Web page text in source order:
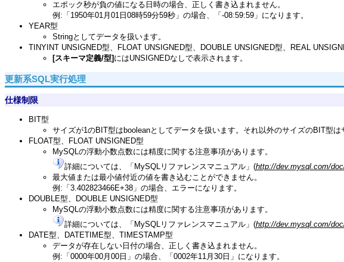
エポック秒が負の値になる日時の場合、正しく書き込まれません。
例:「1950年01月01日08時59分59秒」の場合、「-08:59:59」になります。
YEAR型
Stringとしてデータを扱います。
TINYINT UNSIGNED型、FLOAT UNSIGNED型、DOUBLE UNSIGNED型、REAL
[スキーマ定義/型] にはUNSIGNEDなしで表示されます。
更新系SQL実行処理
仕様制限
BIT型
サイズが1のBIT型はbooleanとしてデータを扱います。それ以外のサイズのBIT型は
FLOAT型、FLOAT UNSIGNED型
MySQLの浮動小数点数には精度に関する注意事項があります。
詳細については、「MySQLリファレンスマニュアル」(http://dev.mysql.com/
最大値または最小値付近の値を書き込むことができません。
例:「3.402823466E+38」の場合、エラーになります。
DOUBLE型、DOUBLE UNSIGNED型
MySQLの浮動小数点数には精度に関する注意事項があります。
詳細については、「MySQLリファレンスマニュアル」(http://dev.mysql.com/
DATE型、DATETIME型、TIMESTAMP型
データが存在しない日付の場合、正しく書き込まれません。
例:「0000年00月00日」の場合、「0002年11月30日」になります。